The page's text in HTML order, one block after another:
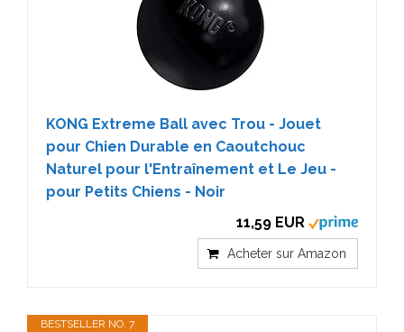
KONG Extreme Ball avec Trou - Jouet
pour Chien Durable en Caoutchouc
Naturel pour l'Entraînement et Le Jeu -
pour Petits Chiens - Noir
11,59 EUR
Acheter sur Amazon
BESTSELLER NO. 7